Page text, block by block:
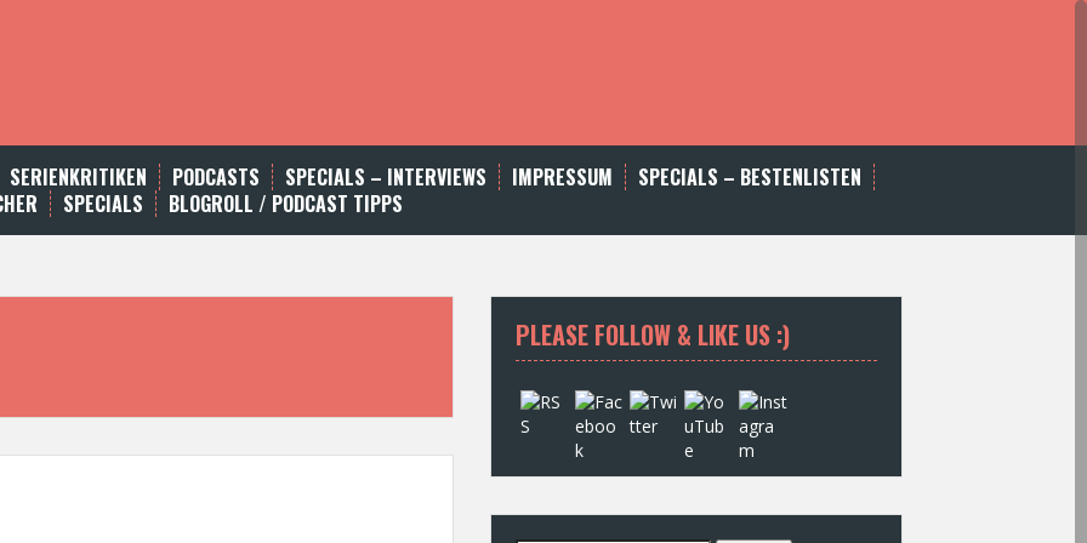
SERIENKRITIKEN PODCASTS SPECIALS – INTERVIEWS IMPRESSUM
SPECIALS – BESTENLISTEN
SPECIALS BLOGROLL / PODCAST TIPPS
PLEASE FOLLOW & LIKE US :)